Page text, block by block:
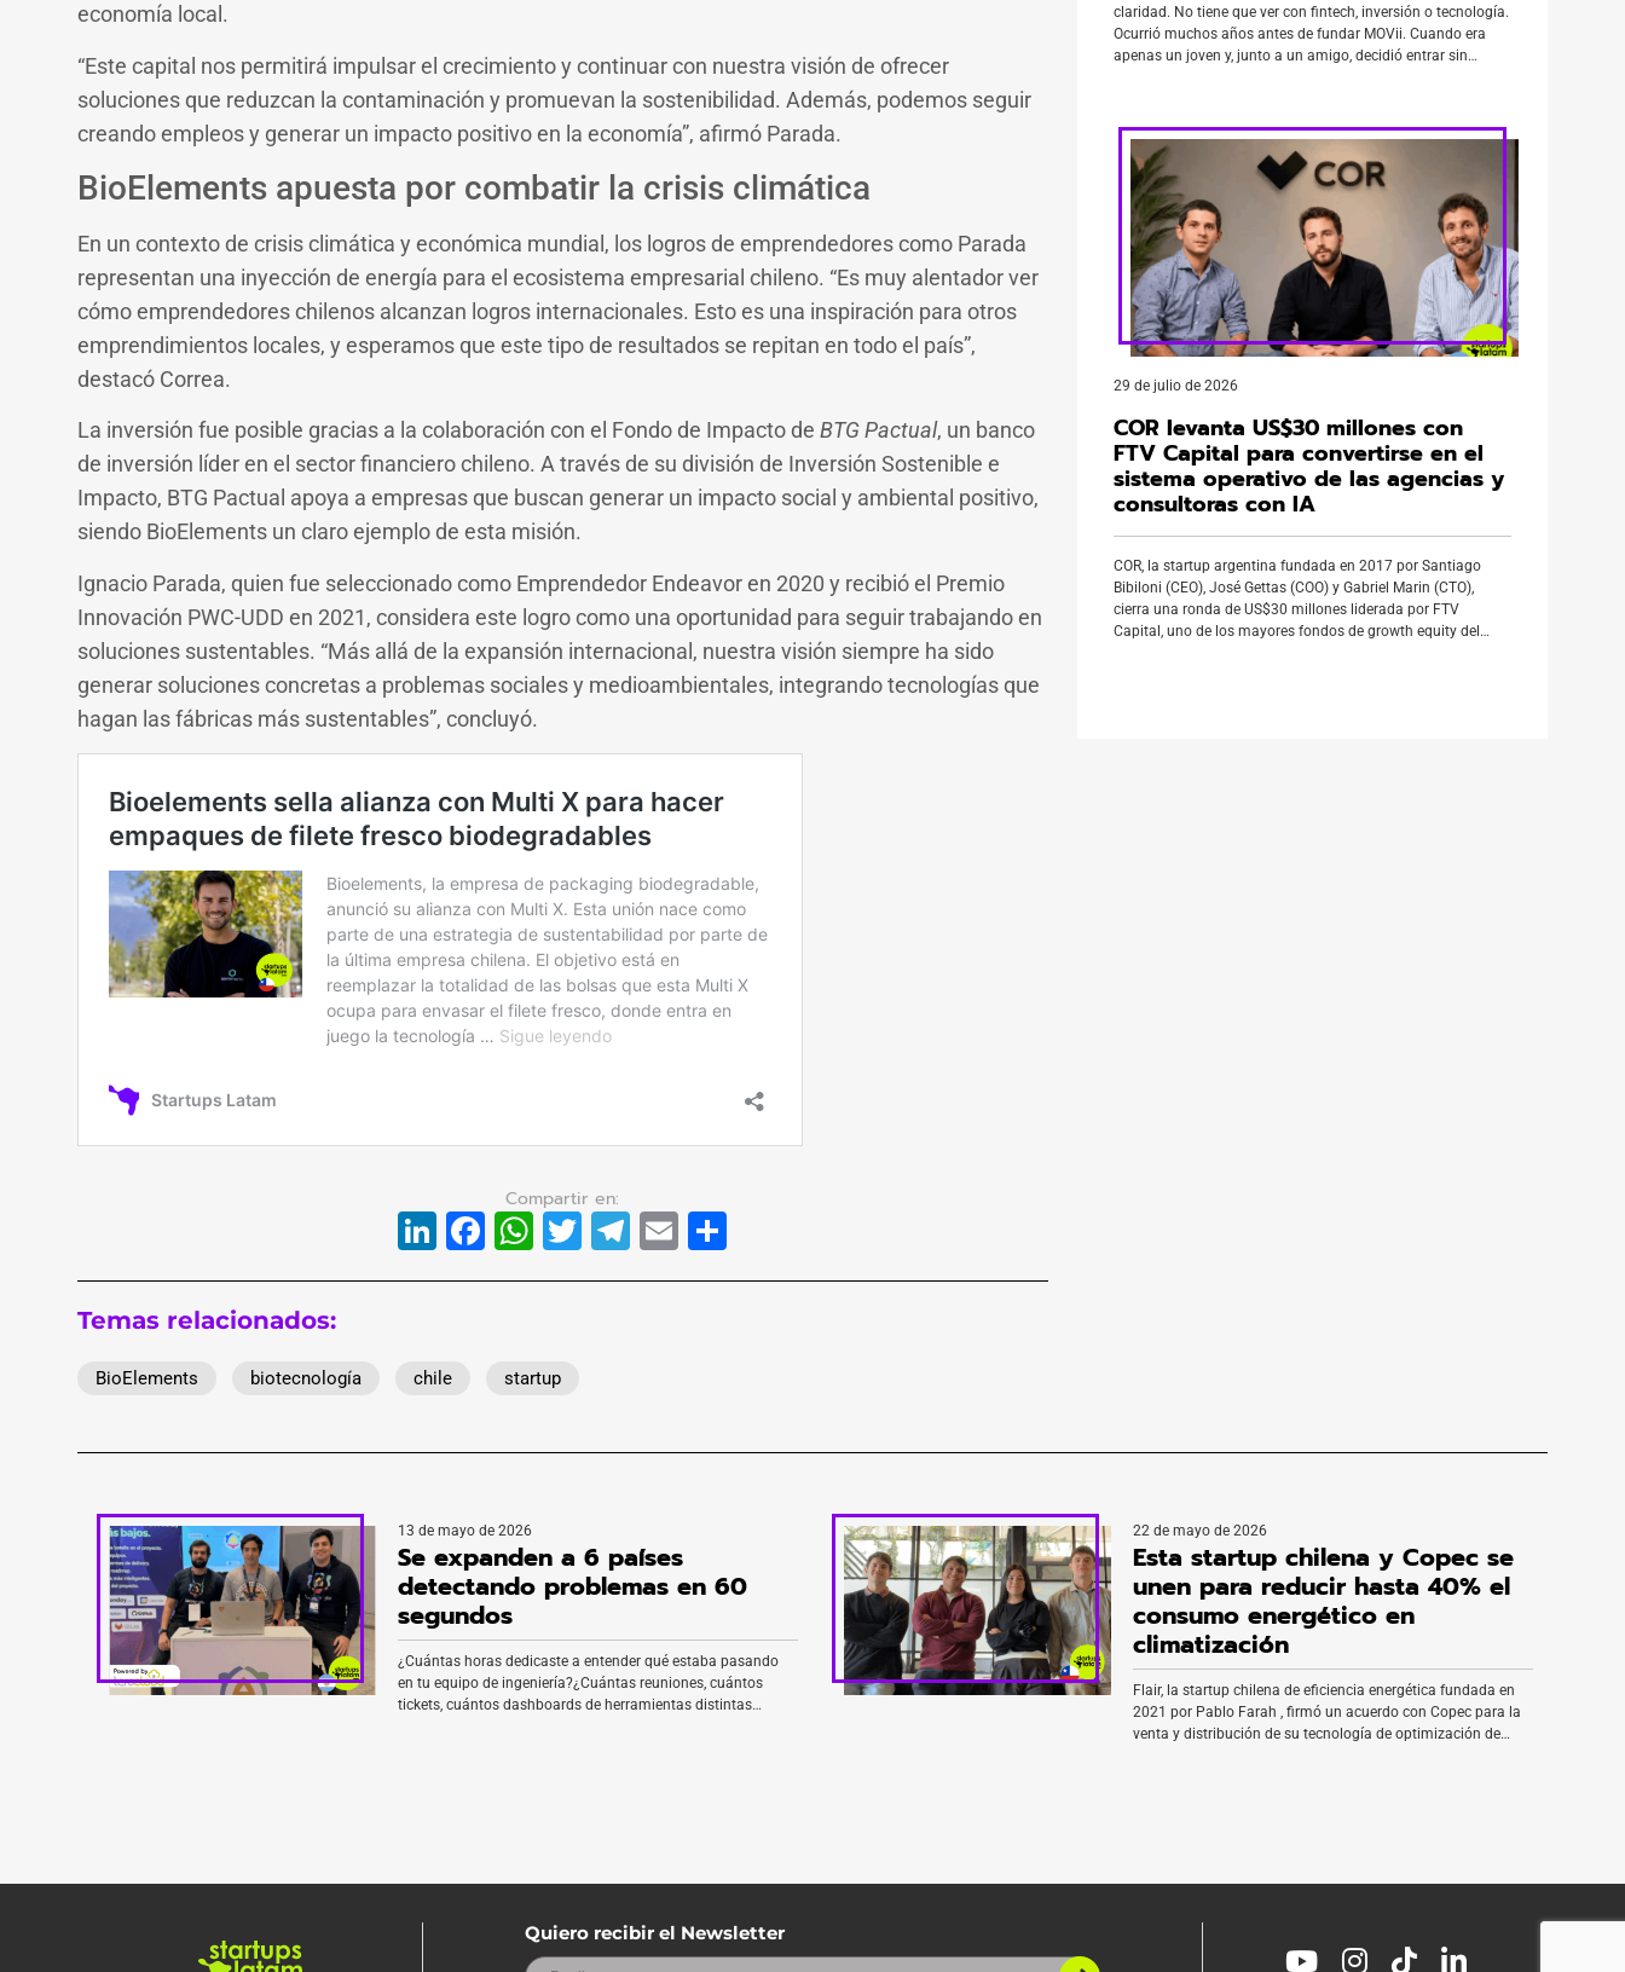
economía local.
“Este capital nos permitirá impulsar el crecimiento y continuar con nuestra visión de ofrecer
soluciones que reduzcan la contaminación y promuevan la sostenibilidad. Además, podemos seguir
creando empleos y generar un impacto positivo en la economía”, afirmó Parada.
BioElements apuesta por combatir la crisis climática
En un contexto de crisis climática y económica mundial, los logros de emprendedores como Parada
representan una inyección de energía para el ecosistema empresarial chileno. “Es muy alentador ver
cómo emprendedores chilenos alcanzan logros internacionales. Esto es una inspiración para otros
emprendimientos locales, y esperamos que este tipo de resultados se repitan en todo el país”,
destacó Correa.
La inversión fue posible gracias a la colaboración con el Fondo de Impacto de BTG Pactual, un banco
de inversión líder en el sector financiero chileno. A través de su división de Inversión Sostenible e
Impacto, BTG Pactual apoya a empresas que buscan generar un impacto social y ambiental positivo,
siendo BioElements un claro ejemplo de esta misión.
Ignacio Parada, quien fue seleccionado como Emprendedor Endeavor en 2020 y recibió el Premio
Innovación PWC-UDD en 2021, considera este logro como una oportunidad para seguir trabajando en
soluciones sustentables. “Más allá de la expansión internacional, nuestra visión siempre ha sido
generar soluciones concretas a problemas sociales y medioambientales, integrando tecnologías que
hagan las fábricas más sustentables”, concluyó.
LinkedIn
Facebook
WhatsApp
Twitter
Telegram
Email
Temas relacionados:
BioElements biotecnología chile startup
claridad. No tiene que ver con fintech, inversión o tecnología.
Ocurrió muchos años antes de fundar MOVii. Cuando era
apenas un joven y, junto a un amigo, decidió entrar sin
29 de julio de 2026
COR levanta US$30 millones con
FTV Capital para convertirse en el
sistema operativo de las agencias y
consultoras con IA
COR, la startup argentina fundada en 2017 por Santiago
Bibiloni (CEO), José Gettas (COO) y Gabriel Marin (CTO),
cierra una ronda de US$30 millones liderada por FTV
Capital, uno de los mayores fondos de growth equity del
13 de mayo de 2026
Se expanden a 6 países
detectando problemas en 60
segundos
¿Cuántas horas dedicaste a entender qué estaba pasando
en tu equipo de ingeniería?¿Cuántas reuniones, cuántos
tickets, cuántos dashboards de herramientas distintas
22 de mayo de 2026
Esta startup chilena y Copec se
unen para reducir hasta 40% el
consumo energético en
climatización
Flair, la startup chilena de eficiencia energética fundada en
2021 por Pablo Farah , firmó un acuerdo con Copec para la
venta y distribución de su tecnología de optimización de
Quiero recibir el Newsletter